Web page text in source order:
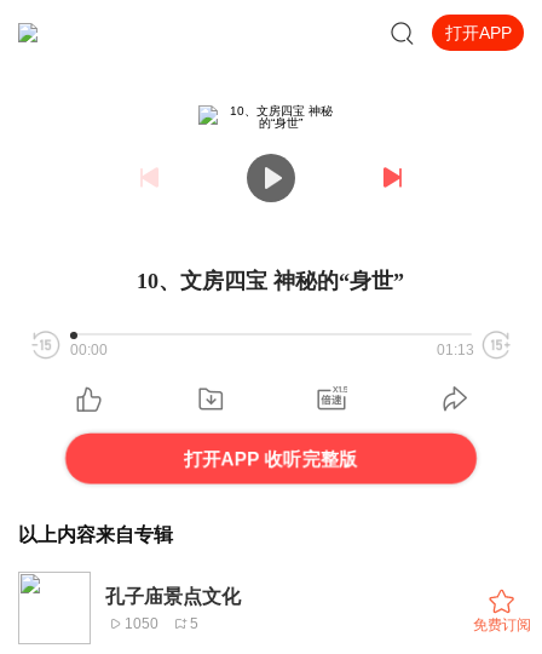
打开APP
10、文房四宝 神秘的“身世”
00:00 01:13
打开APP 收听完整版
以上内容来自专辑
孔子庙景点文化
1050 5 免费订阅